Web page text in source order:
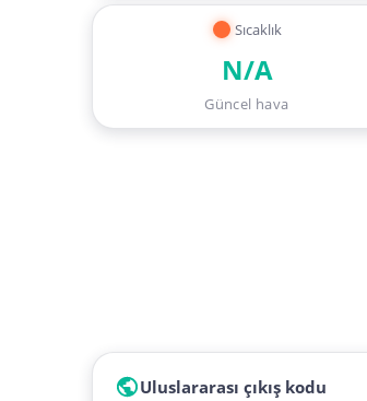
Sıcaklık
N/A
Güncel hava
Uluslararası çıkış kodu